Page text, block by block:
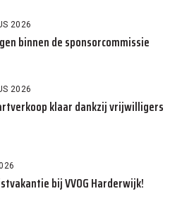
2026
binnen de sponsorcommissie
2026
klaar dankzij vrijwilligers
bij VVOG Harderwijk!